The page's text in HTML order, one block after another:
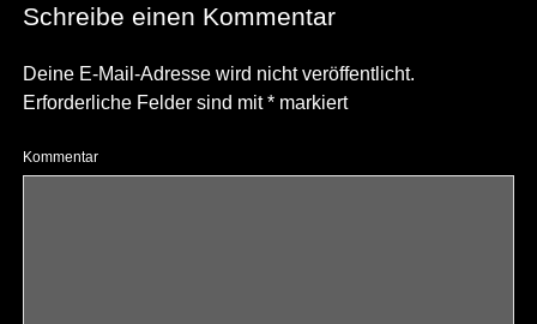
Schreibe einen Kommentar
Deine E-Mail-Adresse wird nicht veröffentlicht.
Erforderliche Felder sind mit*markiert
Kommentar